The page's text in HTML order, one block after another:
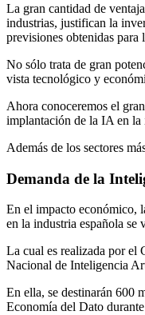
La gran cantidad de
industrias, justifican la
previsiones obtenidas para
No sólo trata de gran
vista tecnológico y
Ahora conoceremos el
implantación de la IA en la
Además de los sectores
Demanda de la
En el impacto económico,
en la industria española se
La cual es realizada por el
Nacional de Inteligencia
En ella, se destinarán 600
Economía del Dato